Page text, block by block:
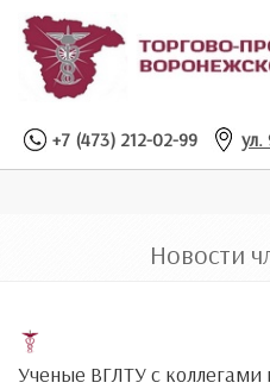
+7 (473) 212-02-99 ул.
Новости
Ученые ВГЛТУ с